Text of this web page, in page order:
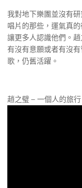
我對地下樂團並沒有
唱片的那些，運氣真
讓更多人認識他們。
有沒有意願或者有沒
歌，仍舊活躍。
趙之璧 – 一個人的旅行